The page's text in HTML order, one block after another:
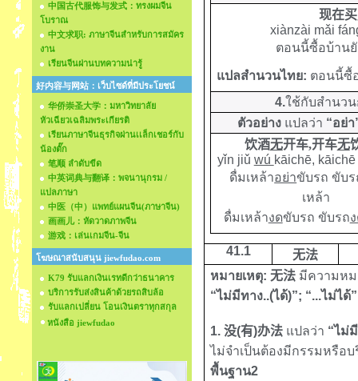
中国古代服饰与发式：ทรงผมจีน
โบราณ
中文求职: ภาษาจีนสำหรับการสมัคร
งาน
เรียนจีนผ่านบทความน่ารู้
好内容与网站：เว็บไซด์ที่มีประโยชน์
华侨崇圣大学：มหาวิทยาลัย
หัวเฉียวเฉลิมพระเกียรติ
เรียนภาษาจีนธุรกิจผ่านเเล็กเชอร์กับ
น้องตั๊ก
笔顺 ลำดับขีด
中英词典与翻译：พจนานุกรม /
แปลภาษา
中医（中）แพทย์แผนจีน(ภาษาจีน)
画画儿：หัดวาดภาพจีน
游戏：เล่นเกมจีน-จีน
โฆษณาสนับสนุน jiewfudao.com
K79 รับแลกเงินเรทดีกว่าธนาคาร
บริการรับส่งสินค้าด้วยรถสิบล้อ
รับแลกเปลี่ยน โอนเงินตราทุกสกุล
หนังสือ jiewfudao
现在
xiànzài mǎi
ตอนนี้ซื้อบ้านยั
แปลสำนวนไทย: ตอนนี้ซื้
4.ใช้กับสำนว
ตัวอย่าง แปลว่า “อย่า
饮酒无开车,开车无
yǐn jiǔ wú kāichē, kāichē
ดื่มเหล้าอย่าขับรถ ขับร
เหล้า
ดื่มเหล้างดขับรถ ขับรถ
41.1
无法
หมายเหตุ:无法 มีความหม
“ไม่มีทาง..(ได้)”; “...ไม่ได้”
1.没(有)办法 แปลว่า “ไม่
ไม่จำเป็นต้องมีกรรมหรือ
พื้นฐาน2